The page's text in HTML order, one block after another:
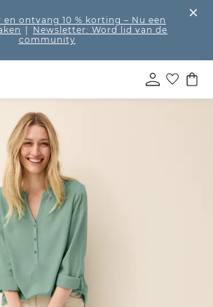
ontvang 10 % korting – Nu een
Newsletter: Word lid van de
community